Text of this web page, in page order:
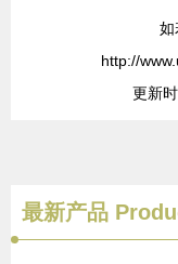
如
http://
更新
最新产品